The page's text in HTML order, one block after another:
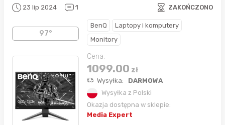
23 lip 2024 1 ZAKOŃCZONO
97°
BenQ
Laptopy i komputery
Monitory
Cena:
1099.00 zł
Wysyłka:
DARMOWA
Wysyłka z Polski
Okazja dostępna w sklepie:
Media Expert